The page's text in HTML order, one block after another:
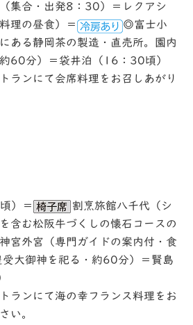
集合・出発8：30）＝レクアシ
理の昼食）＝
◎富士小
ある静岡茶の製造・直売所。園内
60分）＝袋井泊（16：30頃）
ランにて会席料理をお召しあがり
）＝
割烹旅館八千代（シ
含む松阪牛づくしの懐石コースの
宮外宮（専門ガイドの案内付・食
受大御神を祀る・約60分）＝賢島
ランにて海の幸フランス料理をお
い。